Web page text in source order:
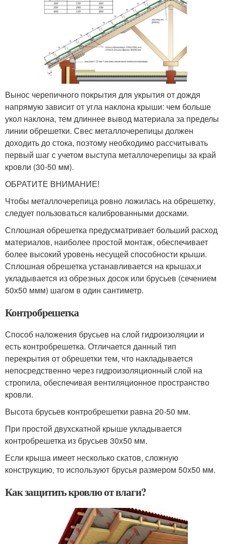
Вынос черепичного покрытия для укрытия от дождя
напрямую зависит от угла наклона крыши: чем больше
укол наклона, тем длиннее вывод материала за пределы
линии обрешетки. Свес металлочерепицы должен
доходить до стока, поэтому необходимо рассчитывать
первый шаг с учетом выступа металлочерепицы за край
кровли (30-50 мм).
ОБРАТИТЕ ВНИМАНИЕ!
Чтобы металлочерепица ровно ложилась на обрешетку,
следует пользоваться калиброванными досками.
Сплошная обрешетка предусматривает больший расход
материалов, наиболее простой монтаж, обеспечивает
более высокий уровень несущей способности крыши.
Сплошная обрешетка устанавливается на крышах,и
укладывается из обрезных досок или брусьев (сечением
50х50 ммм) шагом в один сантиметр.
Контробрешетка
Способ наложения брусьев на слой гидроизоляции и
есть контробрешетка. Отличается данный тип
перекрытия от обрешетки тем, что накладывается
непосредственно через гидроизоляционный слой на
стропила, обеспечивая вентиляционное пространство
кровли.
Высота брусьев контробрешетки равна 20-50 мм.
При простой двухскатной крыше укладывается
контробрешетка из брусьев 30х50 мм.
Если крыша имеет несколько скатов, сложную
конструкцию, то используют брусья размером 50х50 мм.
Как защитить кровлю от влаги?